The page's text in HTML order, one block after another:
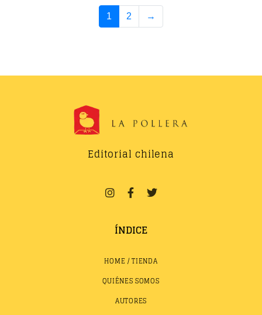
1 2 →
Editorial chilena
ÍNDICE
HOME / TIENDA
QUIÉNES SOMOS
AUTORES